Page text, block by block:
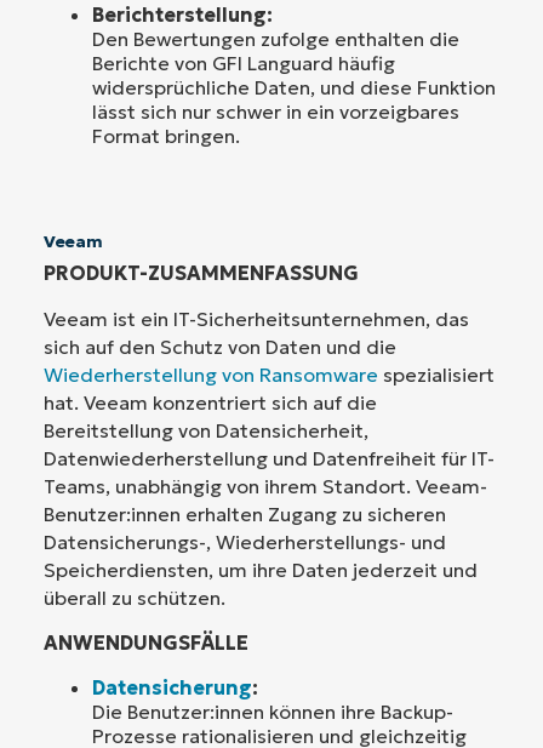
Berichterstellung:
Den Bewertungen zufolge enthalten die
Berichte von GFI Languard häufig
widersprüchliche Daten, und diese Funktion
lässt sich nur schwer in ein vorzeigbares
Format bringen.
Veeam
PRODUKT-ZUSAMMENFASSUNG
Veeam ist ein IT-Sicherheitsunternehmen, das
sich auf den Schutz von Daten und die
Wiederherstellung von Ransomware spezialisiert
hat. Veeam konzentriert sich auf die
Bereitstellung von Datensicherheit,
Datenwiederherstellung und Datenfreiheit für IT-
Teams, unabhängig von ihrem Standort. Veeam-
Benutzer:innen erhalten Zugang zu sicheren
Datensicherungs-, Wiederherstellungs- und
Speicherdiensten, um ihre Daten jederzeit und
überall zu schützen.
ANWENDUNGSFÄLLE
Datensicherung:
Die Benutzer:innen können ihre Backup-
Prozesse rationalisieren und gleichzeitig